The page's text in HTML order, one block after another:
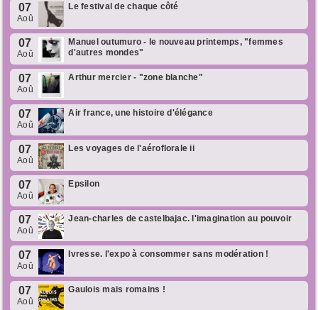
07
Aoû
Le festival de chaque côté
07
Aoû
Manuel outumuro - le nouveau printemps, "femmes
d'autres mondes"
07
Aoû
Arthur mercier - "zone blanche"
07
Aoû
Air france, une histoire d'élégance
07
Aoû
Les voyages de l'aéroflorale ii
07
Aoû
Epsilon
07
Aoû
Jean-charles de castelbajac. l'imagination au pouvoir
07
Aoû
Ivresse. l'expo à consommer sans modération !
07
Aoû
Gaulois mais romains !